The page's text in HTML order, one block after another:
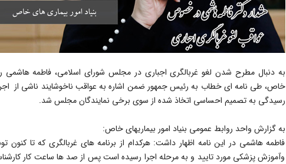
به دنبال مطرح شدن لغو غربالگری اجباری در مجلس شورای اسلامی، فاطمه هاشمی
خاص، طی نامه ای خطاب به رئیس جمهور ضمن اشاره به عواقب ناخوشایند ناشی از
رسیدگی به تصمیم احساسی اتخاذ شده از سوی برخی نمایندگان مجلس شد.
به گزارش واحد روابط عمومی بنیاد امور بیماریهای خاص:
فاطمه هاشمی در این نامه اظهار داشت: هرکدام از برنامه های غربالگری که تا کنون
وآموزش پزشکی مورد تایید و به مرحله اجرا رسیده است پس از صد ها ساعت کار